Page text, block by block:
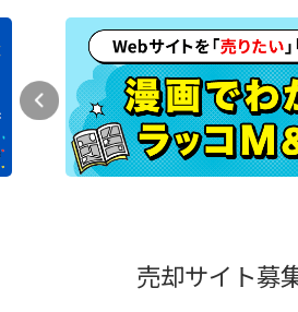
売却サイト募